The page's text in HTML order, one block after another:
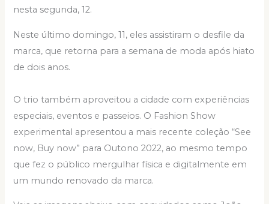
nesta segunda, 12.
Neste último domingo, 11, eles assistiram o desfile da
marca, que retorna para a semana de moda após hiato
de dois anos.
O trio também aproveitou a cidade com experiências
especiais, eventos e passeios. O Fashion Show
experimental apresentou a mais recente coleção “See
now, Buy now” para Outono 2022, ao mesmo tempo
que fez o público mergulhar física e digitalmente em
um mundo renovado da marca.